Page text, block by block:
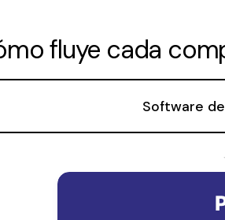
fluye cada
Software